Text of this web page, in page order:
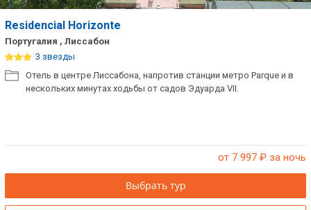
Residencial Horizonte
Португалия , Лиссабон
3 звезды
Отель в центре Лиссабона, напротив станции метро Parque и в
нескольких минутах ходьбы от садов Эдуарда VII.
от 7 997 ₽ за ночь
Выбрать тур